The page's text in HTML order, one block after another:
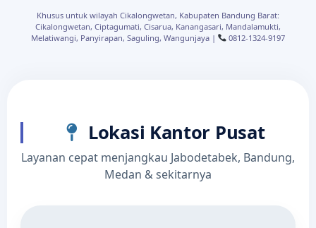
Khusus untuk wilayah Cikalongwetan, Kabupaten Bandung Barat:
Cikalongwetan, Ciptagumati, Cisarua, Kanangasari, Mandalamukti,
Melatiwangi, Panyirapan, Saguling, Wangunjaya |
0812-1324-9197
Lokasi Kantor Pusat
Layanan cepat menjangkau Jabodetabek, Bandung,
Medan & sekitarnya